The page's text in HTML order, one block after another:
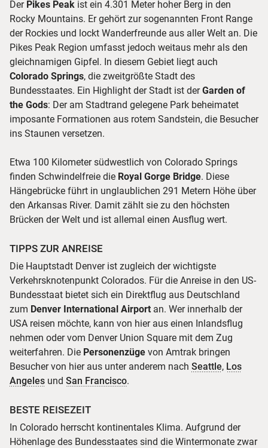
Der Pikes Peak ist ein 4.301 Meter hoher Berg in den
Rocky Mountains. Er gehört zur sogenannten Front Range
der Rockies und lockt Wanderfreunde aus aller Welt an. Die
Pikes Peak Region umfasst jedoch weitaus mehr als den
gleichnamigen Gipfel. In diesem Gebiet liegt auch
Colorado Springs, die zweitgrößte Stadt des
Bundesstaates. Ein Highlight der Stadt ist derGarden of
the Gods: Der am Stadtrand gelegene Park beheimatet
imposante Formationen aus rotem Sandstein, die Besucher
ins Staunen versetzen.
Etwa 100 Kilometer südwestlich von Colorado Springs
finden Schwindelfreie die Royal Gorge Bridge. Diese
Hängebrücke führt in unglaublichen 291 Metern Höhe über
den Arkansas River. Damit zählt sie zu den höchsten
Brücken der Welt und ist allemal einen Ausflug wert.
TIPPS ZUR ANREISE
Die Hauptstadt Denver ist zugleich der wichtigste
Verkehrsknotenpunkt Colorados. Für die Anreise in den US-
Bundesstaat bietet sich ein Direktflug aus Deutschland
zum Denver International Airport an. Wer innerhalb der
USA reisen möchte, kann von hier aus einen Inlandsflug
nehmen oder vom Denver Union Square mit dem Zug
weiterfahren. Die Personenzüge von Amtrak bringen
Besucher von hier aus unter anderem nach Seattle, Los
Angeles und San Francisco.
BESTE REISEZEIT
In Colorado herrscht kontinentales Klima. Aufgrund der
Höhenlage des Bundesstaates sind die Wintermonate zwar